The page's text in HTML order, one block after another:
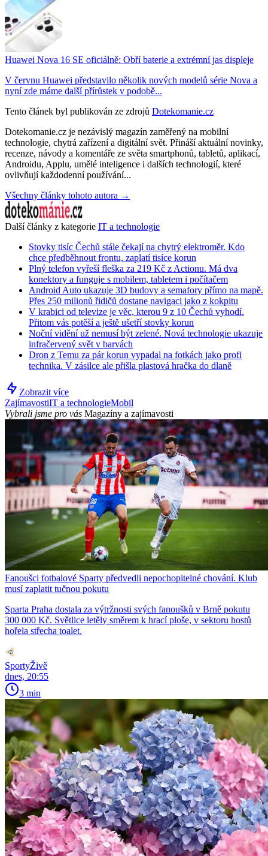
Huawei Nova 16 SE oficiálně: Obří baterie a extrémní jas displeje
V červnu Huawei představilo několik nových modelů série Nova a
nyní zde máme další přírůstek v podobě...
Tento článek byl publikován ze zdrojů Dotekomanie.cz
Dotekomanie.cz je nezávislý magazín zaměřený na mobilní
technologie, chytrá zařízení a digitální svět. Přináší aktuální novinky,
recenze, návody a komentáře ze světa smartphonů, tabletů, aplikací,
Androidu, Applu, umělé inteligence i dalších technologií, které
ovlivňují každodenní používání...
Všechny články tohoto autora →
Další články z kategorie IT a technologie
Stovky tisíc Čechů stále čekají na chytrý elektroměr. Kdo
chce předběhnout frontu, zaplatí tisíce korun
Plný telefon vyřeší fleška za 219 Kč z Actionu. Má dva
konektory a funguje s mobilem, tabletem i počítačem
Android Auto ukazuje 3D budovy a semafory přímo na mapě.
Přes 250 milionů řidičů dostane navigaci jako z kokpitu
V krabici od televize je věc, kterou 9 z 10 Čechů vyhodí.
Přitom vás potěší a ještě ušetří stovky korun
Noční vidění už nemusí být zelené. Nová technologie ukazuje
infračervený svět v barvách
Dron z Temu za pár korun vypadal na fotkách jako profi
technika. V zásilce ale přišla plastová hračka do dlaně
Zobrazit více
ZajímavostiIT a technologieMobil
Vybrali jsme pro vás Magazíny a zajímavosti
Fanoušci fotbalové Sparty předvedli nepochopitelné chování. Klub
musí zaplatit tučnou pokutu
Sparta Praha dostala za výtržnosti svých fanoušků v Brně pokutu
300 000 Kč. Světlice letěly směrem k hrací ploše, v sektoru hostů
hořela střecha toalet.
SportyŽivě
dnes, 20:55
3 min